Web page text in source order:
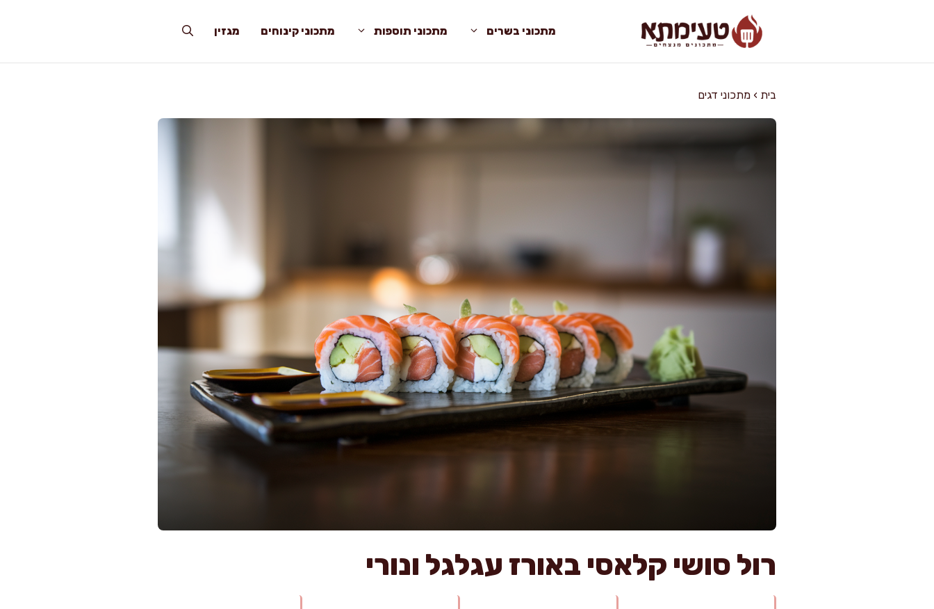
מתכוני בשרים מתכוני תוספות מתכוני קינוחים מגזין
בית › מתכוני דגים
רול סושי קלאסי באורז עגלגל ונורי